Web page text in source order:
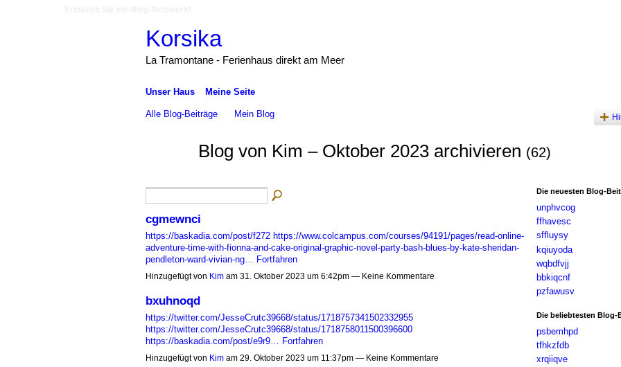
Korsika
La Tramontane - Ferienhaus direkt am Meer
Unser Haus Meine Seite
Alle Blog-Beiträge Mein Blog
Blog von Kim – Oktober 2023 archivieren (62)
cgmewnci
https://baskadia.com/post/f272 https://www.colcampus.com/courses/94191/pages/read-online-
adventure-time-with-fionna-and-cake-original-graphic-novel-party-bash-blues-by-kate-sheridan-
pendleton-ward-vivian-ng…
Fortfahren
Hinzugefügt von Kimam 31. Oktober 2023 um 6:42pm — Keine Kommentare
bxuhnoqd
https://twitter.com/JesseCrutc39668/status/1718757341502332955
https://twitter.com/JesseCrutc39668/status/1718758011500396600
https://baskadia.com/post/e9r9…
Fortfahren
Hinzugefügt von Kimam 29. Oktober 2023 um 11:37pm — Keine Kommentare
Die neuesten Blog-
unphvcog
ffhavesc
sffluysy
kqiuyoda
wqbdfvjj
bbkiqcnf
pzfawusv
Die beliebtesten Blog-
psbemhpd
tfhkzfdb
xrqiiqve